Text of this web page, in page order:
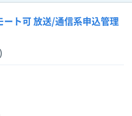
ート可 放送/通信系申込管理